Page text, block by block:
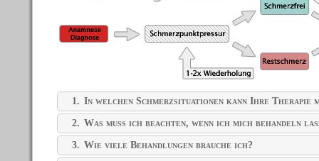
1. In welchen Schmerzsituationen kann Ihre Therapie
2. Was muss ich beachten, wenn ich mich behandeln
3. Wie viele Behandlungen brauche ich?